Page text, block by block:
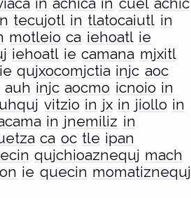
in achica in cuel achic
tecujotl in tlatocaiutl in
motleio ca iehoatl ie
iehoatl ie camana mjxitl
ie qujxocomjctia injc aoc
auh injc aocmo icnoio in
vitzio in jx in jiollo in
in jnemiliz in
ca oc tle ipan
qujchioaznequj mach
on ie quecin momatiznequj